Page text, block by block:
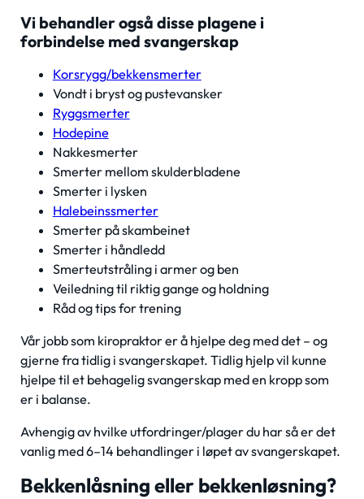
Vi behandler også disse plagene i
forbindelse med svangerskap
Korsrygg/bekkensmerter
Vondt i bryst og pustevansker
Ryggsmerter
Hodepine
Nakkesmerter
Smerter mellom skulderbladene
Smerter i lysken
Halebeinssmerter
Smerter på skambeinet
Smerter i håndledd
Smerteutstråling i armer og ben
Veiledning til riktig gange og holdning
Råd og tips for trening
Vår jobb som kiropraktor er å hjelpe deg med det – og
gjerne fra tidlig i svangerskapet. Tidlig hjelp vil kunne
hjelpe til et behagelig svangerskap med en kropp som
er i balanse.
Avhengig av hvilke utfordringer/plager du har så er det
vanlig med 6–14 behandlinger i løpet av svangerskapet.
Bekkenlåsning eller bekkenløsning?